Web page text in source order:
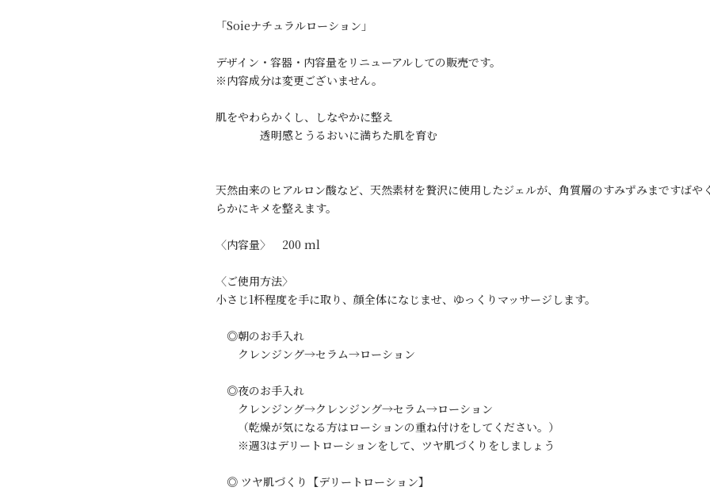
「Soieナチュラルローション」
デザイン・容器・内容量をリニューアルしての販売です。
※内容成分は変更ございません。
肌をやわらかくし、しなやかに整え
透明感とうるおいに満ちた肌を育む
天然由来のヒアルロン酸など、天然素材を贅沢に使用したジェルが、角質層のすみずみまですばや
らかにキメを整えます。
〈内容量〉 200 ml
〈ご使用方法〉
小さじ1杯程度を手に取り、顔全体になじませ、ゆっくりマッサージします。
◎朝のお手入れ
クレンジング→セラム→ローション
◎夜のお手入れ
クレンジング→クレンジング→セラム→ローション
（乾燥が気になる方はローションの重ね付けをしてください。）
※週3はデリートローションをして、ツヤ肌づくりをしましょう
◎ ツヤ肌づくり【デリートローション】